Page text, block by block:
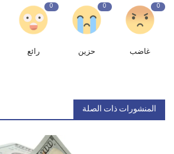
0
غاضب
0
حزين
0
رائع
المنشورات ذات الصلة